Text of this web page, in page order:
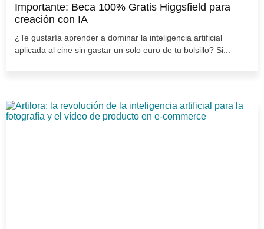
Importante: Beca 100% Gratis Higgsfield para
creación con IA
¿Te gustaría aprender a dominar la inteligencia artificial
aplicada al cine sin gastar un solo euro de tu bolsillo? Si...